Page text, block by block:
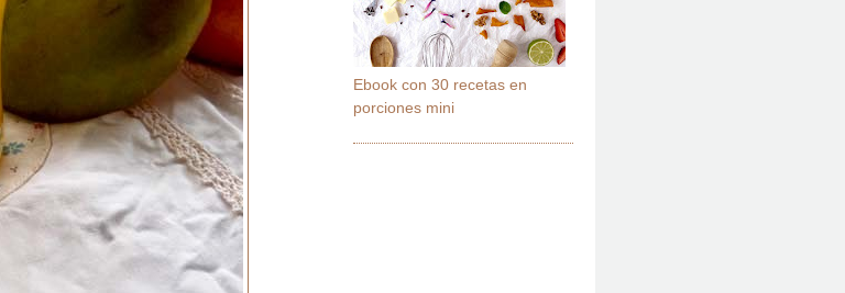
Ebook con 30 recetas en
porciones mini